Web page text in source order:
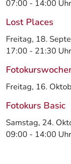
07:00 - 14:00 Uhr
Lost Places
Freitag, 18.
17:00 - 21:30 Uhr
Freitag, 16.
Fotokurs Basic
Samstag, 24.
09:00 - 14:00 Uhr